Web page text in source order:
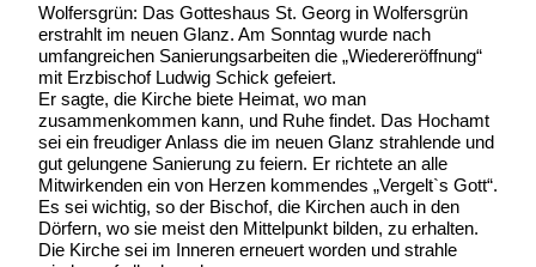
Wolfersgrün: Das Gotteshaus St. Georg in Wolfersgrün
erstrahlt im neuen Glanz. Am Sonntag wurde nach
umfangreichen Sanierungsarbeiten die „Wiedereröffnung“
mit Erzbischof Ludwig Schick gefeiert.
Er sagte, die Kirche biete Heimat, wo man
zusammenkommen kann, und Ruhe findet. Das Hochamt
sei ein freudiger Anlass die im neuen Glanz strahlende und
gut gelungene Sanierung zu feiern. Er richtete an alle
Mitwirkenden ein von Herzen kommendes „Vergelt`s Gott“.
Es sei wichtig, so der Bischof, die Kirchen auch in den
Dörfern, wo sie meist den Mittelpunkt bilden, zu erhalten.
Die Kirche sei im Inneren erneuert worden und strahle